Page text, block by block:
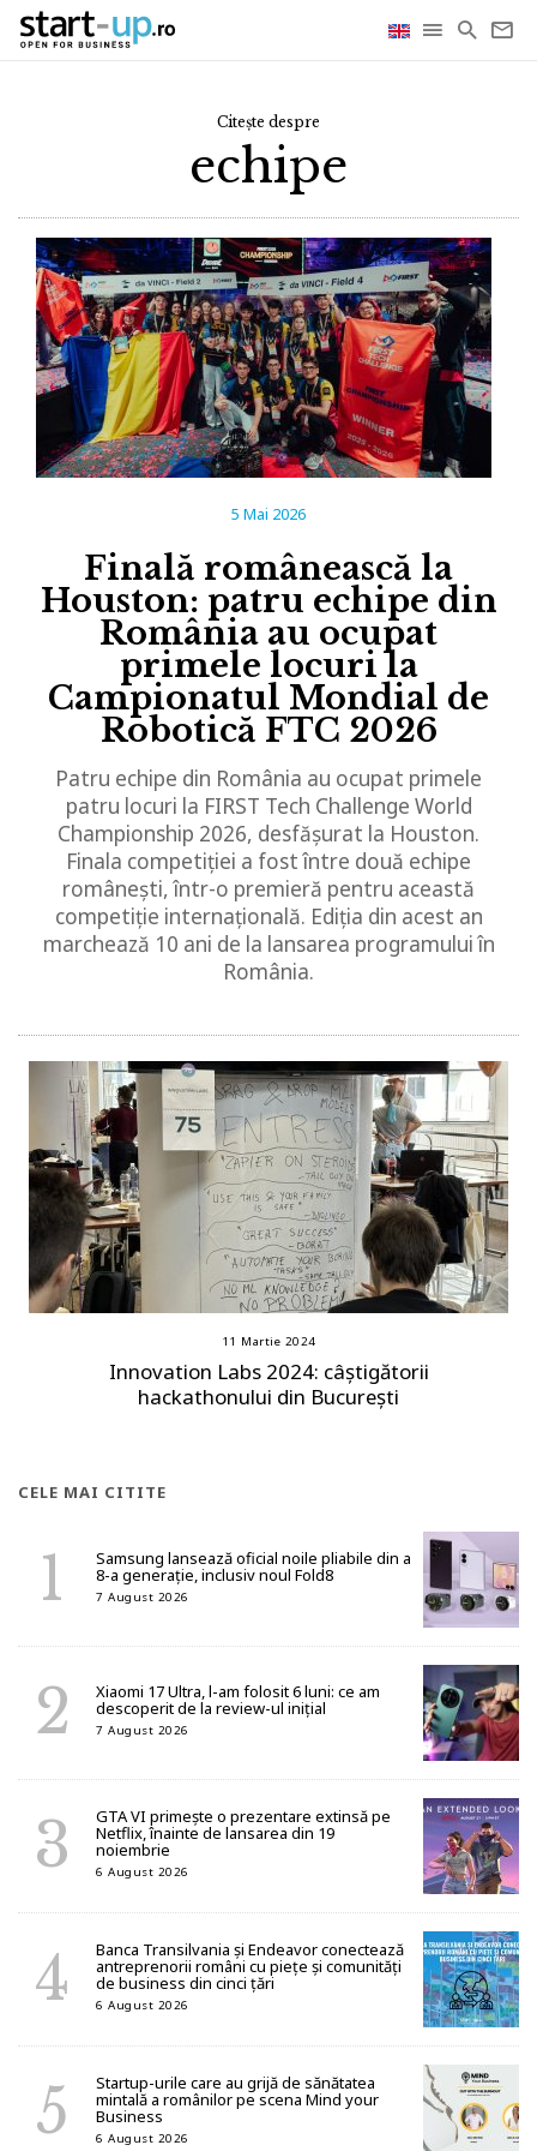
Citește despre
echipe
5 Mai 2026
Finală românească la
Houston: patru echipe din
România au ocupat
primele locuri la
Campionatul Mondial de
Robotică FTC 2026
Patru echipe din România au ocupat primele
patru locuri la FIRST Tech Challenge World
Championship 2026, desfășurat la Houston.
Finala competiției a fost între două echipe
românești, într-o premieră pentru această
competiție internațională. Ediția din acest an
marchează 10 ani de la lansarea programului în
România.
11 Martie 2024
Innovation Labs 2024: câștigătorii
hackathonului din București
CELE MAI CITITE
Samsung lansează oficial noile pliabile din a
8-a generație, inclusiv noul Fold8
7 August 2026
Xiaomi 17 Ultra, l-am folosit 6 luni: ce am
descoperit de la review-ul inițial
7 August 2026
GTA VI primește o prezentare extinsă pe
Netflix, înainte de lansarea din 19
noiembrie
6 August 2026
Banca Transilvania și Endeavor conectează
antreprenorii români cu piețe și comunități
de business din cinci țări
6 August 2026
Startup-urile care au grijă de sănătatea
mintală a românilor pe scena Mind your
Business
6 August 2026